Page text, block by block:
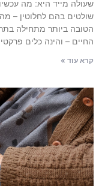
שעולה מייד היא: מה
שולטים בהם לחלוטין –
הטובה ביותר מתחילה
החיים – והינה כלים
קרא עוד »